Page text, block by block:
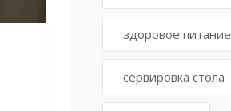
здоровое питание
сервировка стола